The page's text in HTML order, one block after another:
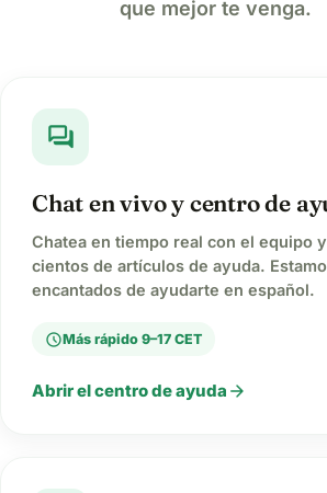
que mejor te venga.
forum
Chat en vivo y centro de
Chatea en tiempo real con el equipo
cientos de artículos de ayuda.
encantados de ayudarte en español.
scheduleMás rápido 9–17 CET
Abrir el centro de ayuda arrow_forward